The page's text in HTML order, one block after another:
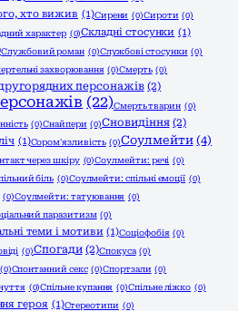
хто вижив (1)Сирени (0)Сироти (0)
характер (0)Складні стосунки (1)
Службовий роман (0)Службові стосунки (0)
захворювання (0)Смерть (0)
персонажів (2)
(22)Смерть тварин (0)
(0)Снайпери (0)Сновидіння (2)
(1)Сором'язливість (0)Соулмейти (4)
через шкіру (0)Соулмейти: речі (0)
біль (0)Соулмейти: спільні емоції (0)
(0)Соулмейти: татуювання (0)
паразитизм (0)
теми і мотиви (1)Соціофобія (0)
(0)Спогади (2)Спокуса (0)
(0)Спонтанний секс (0)Спортзали (0)
(0)Спільне купання (0)Спільне ліжко (0)
героя (1)Стереотипи (0)